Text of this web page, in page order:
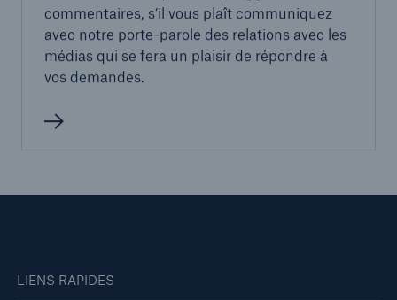
commentaires, s’il vous plaît communiquez
avec notre porte-parole des relations avec les
médias qui se fera un plaisir de répondre à
vos demandes.
LIENS RAPIDES